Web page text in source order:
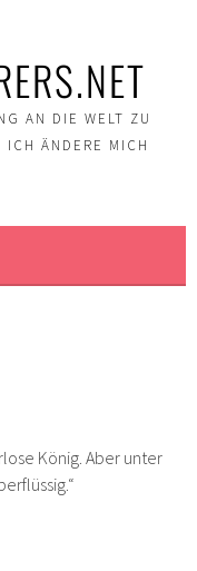
AN DIE WELT ZU
ÄNDERE MICH
König. Aber unter